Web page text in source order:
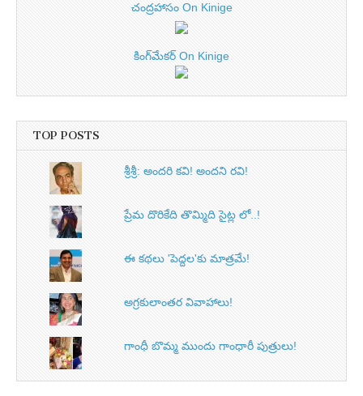
చంద్రహాసం On Kinige
కింగ్‌మేకర్ On Kinige
TOP POSTS
శ్రీశ్రీ: అందరి కవి! అందని రవి!
ప్రేమ దొరికేది తొమ్మిది సైట్ల లో..!
ఈ కథలు 'పెద్దల'కు మాత్రమే!
అగ్రకులాంతర వివాహాలు!
గాంధీ బొమ్మ ముందు గాంధారీ పుత్రులు!